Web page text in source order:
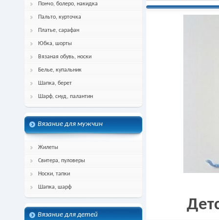
Пончо, болеро, накидка
Пальто, курточка
Платье, сарафан
Юбка, шорты
Вязаная обувь, носки
Белье, купальник
Шапка, берет
Шарф, снуд, палантин
Вязание для мужчин
Жилеты
Свитера, пуловеры
Носки, тапки
Шапка, шарф
Вязание для детей